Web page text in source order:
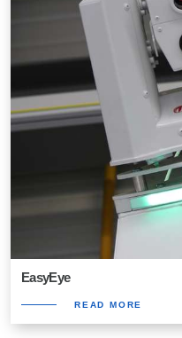
EasyEye
READ MORE